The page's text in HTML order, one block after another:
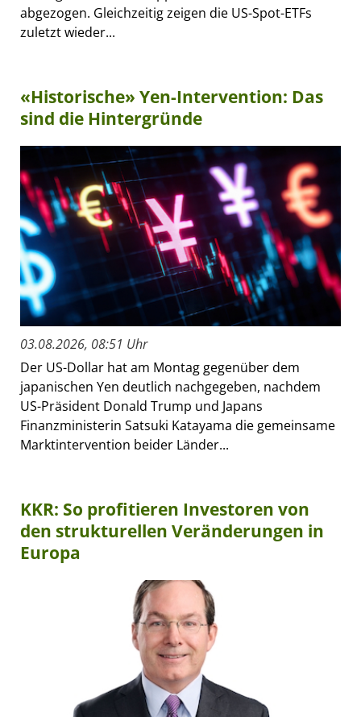
abgezogen. Gleichzeitig zeigen die US-Spot-ETFs
zuletzt wieder...
«Historische» Yen-Intervention: Das
sind die Hintergründe
03.08.2026, 08:51 Uhr
Der US-Dollar hat am Montag gegenüber dem
japanischen Yen deutlich nachgegeben, nachdem
US-Präsident Donald Trump und Japans
Finanzministerin Satsuki Katayama die gemeinsame
Marktintervention beider Länder...
KKR: So profitieren Investoren von
den strukturellen Veränderungen in
Europa